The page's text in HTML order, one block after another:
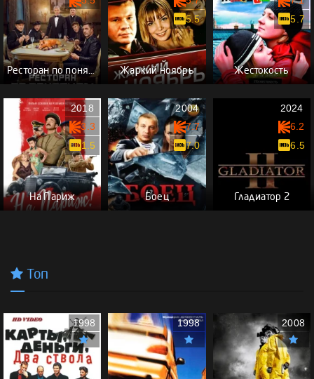
Ресторан по понятиям: Бедный олигарх Жаркий ноябрь
5.5
Жестокость
5.7
На Париж
2018
3.3
1.5
Боец
2004
7.7
7.0
Гладиатор 2
2024
6.2
6.5
Топ
1998 1998 2008